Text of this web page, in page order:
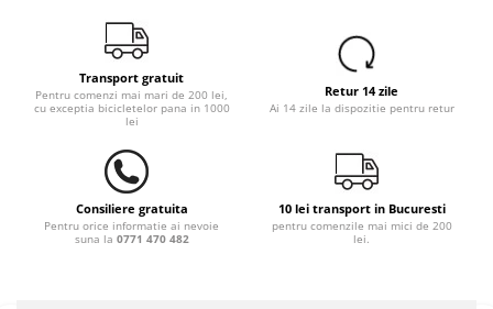
Transport gratuit
Pentru comenzi mai mari de 200 lei,
cu exceptia bicicletelor pana in 1000
lei
Retur 14 zile
Ai 14 zile la dispozitie pentru retur
Consiliere gratuita
Pentru orice informatie ai nevoie
suna la 0771 470 482
10 lei transport in Bucuresti
pentru comenzile mai mici de 200
lei.